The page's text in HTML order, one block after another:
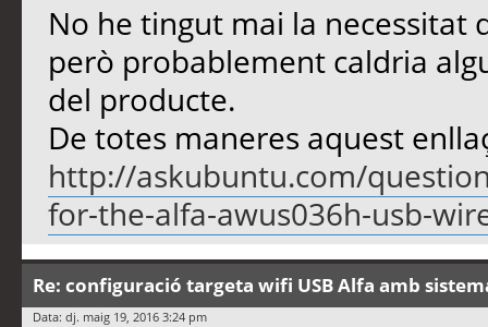
No he tingut mai la necessitat
però probablement caldria
del producte.
De totes maneres aquest
http://askubuntu.com/
for-the-alfa-awus036h-usb-
Re: configuració targeta wifi USB Alfa amb
Data: dj. maig 19, 2016 3:24 pm